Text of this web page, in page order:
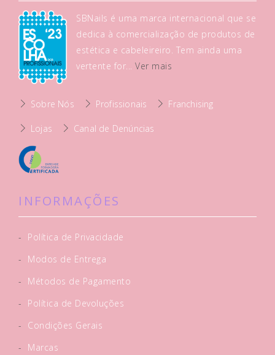
SBNails é uma marca internacional que se
dedica à comercialização de produtos de
estética e cabeleireiro. Tem ainda uma
vertente for...Ver mais
Sobre Nós Profissionais Franchising
Lojas Canal de Denúncias
INFORMAÇÕES
-
Política de Privacidade
-
Modos de Entrega
-
Métodos de Pagamento
-
Política de Devoluções
-
Condições Gerais
-
Marcas